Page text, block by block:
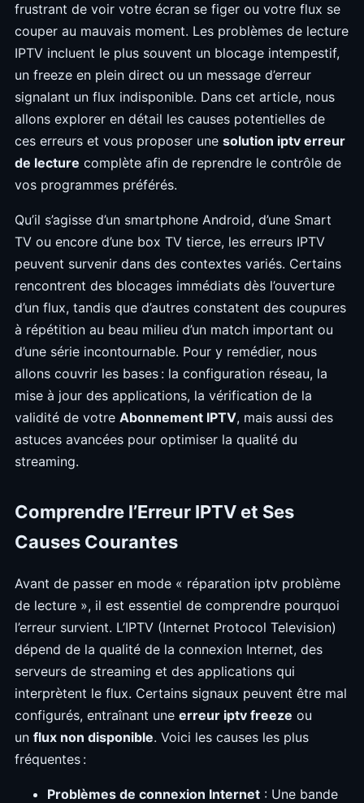
frustrant de voir votre écran se figer ou votre flux se
couper au mauvais moment. Les problèmes de lecture
IPTV incluent le plus souvent un blocage intempestif,
un freeze en plein direct ou un message d’erreur
signalant un flux indisponible. Dans cet article, nous
allons explorer en détail les causes potentielles de
ces erreurs et vous proposer une solution iptv erreur
de lecture complète afin de reprendre le contrôle de
vos programmes préférés.
Qu’il s’agisse d’un smartphone Android, d’une Smart
TV ou encore d’une box TV tierce, les erreurs IPTV
peuvent survenir dans des contextes variés. Certains
rencontrent des blocages immédiats dès l’ouverture
d’un flux, tandis que d’autres constatent des coupures
à répétition au beau milieu d’un match important ou
d’une série incontournable. Pour y remédier, nous
allons couvrir les bases : la configuration réseau, la
mise à jour des applications, la vérification de la
validité de votre Abonnement IPTV, mais aussi des
astuces avancées pour optimiser la qualité du
streaming.
Comprendre l’Erreur IPTV et Ses
Causes Courantes
Avant de passer en mode « réparation iptv problème
de lecture », il est essentiel de comprendre pourquoi
l’erreur survient. L’IPTV (Internet Protocol Television)
dépend de la qualité de la connexion Internet, des
serveurs de streaming et des applications qui
interprètent le flux. Certains signaux peuvent être mal
configurés, entraînant une erreur iptv freeze ou
un flux non disponible. Voici les causes les plus
fréquentes :
Problèmes de connexion Internet : Une bande